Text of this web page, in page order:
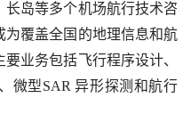
岛等多个机场航行技术咨
覆盖全国的地理信息和航
业务包括飞行程序设计、
微型SAR 异形探测和航行